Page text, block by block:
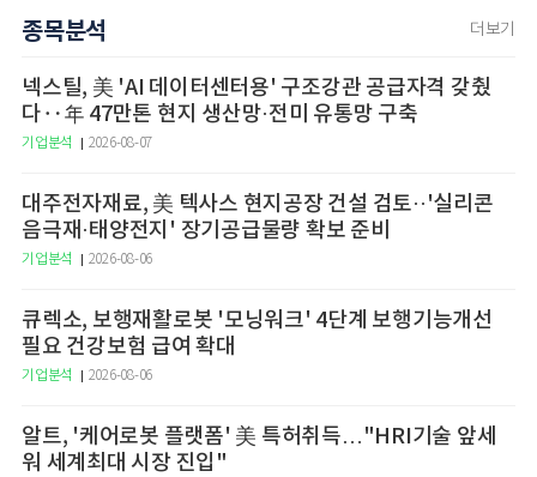
종목분석 더보기
넥스틸, 美 'AI 데이터센터용' 구조강관 공급자격 갖췄
다‥年 47만톤 현지 생산망·전미 유통망 구축
기업분석 2026-08-07
대주전자재료, 美 텍사스 현지공장 건설 검토··'실리콘
음극재·태양전지' 장기공급물량 확보 준비
기업분석 2026-08-06
큐렉소, 보행재활로봇 '모닝워크' 4단계 보행기능개선
필요 건강보험 급여 확대
기업분석 2026-08-06
알트, '케어로봇 플랫폼' 美 특허취득…"HRI기술 앞세
워 세계최대 시장 진입"